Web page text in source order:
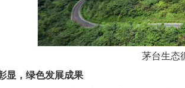
茅台生态
显，绿色发展成果